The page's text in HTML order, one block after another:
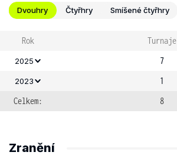
Dvouhry Čtyřhry Smíšené čtyřhry
Rok Turnaje
2025 7
2023
1
Celkem:
8
Zranění